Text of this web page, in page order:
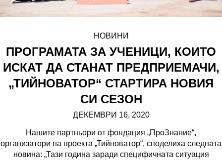
НОВИНИ
ПРОГРАМАТА ЗА УЧЕНИЦИ, КОИТО
ИСКАТ ДА СТАНАТ ПРЕДПРИЕМАЧИ,
„ТИЙНОВАТОР“ СТАРТИРА НОВИЯ
СИ СЕЗОН
ДЕКЕМВРИ 16, 2020
Нашите партньори от фондация „ПроЗнание“,
организатори на проекта „Тийноватор“, споделиха следната
новина: „Тази година заради специфичната ситуация